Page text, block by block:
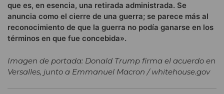
que es, en esencia, una retirada administrada. Se
anuncia como el cierre de una guerra; se parece más al
reconocimiento de que la guerra no podía ganarse en los
términos en que fue concebida».
Imagen de portada: Donald Trump firma el acuerdo en
Versalles, junto a Emmanuel Macron / whitehouse.gov